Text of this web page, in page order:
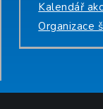
Kalendář
Organizace